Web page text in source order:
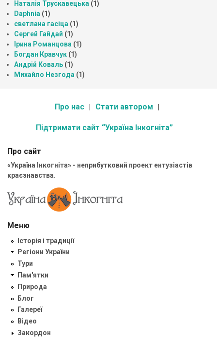
Наталія Трускавецька (1)
Daphnia (1)
светлана гасіца (1)
Сергей Гайдай (1)
Ірина Романцова (1)
Богдан Кравчук (1)
Андрій Коваль (1)
Михайло Незгода (1)
Про нас Стати автором
Підтримати сайт “Україна Інкогніта”
Про сайт
«Україна Інкогніта» - неприбутковий проект ентузіастів
краєзнавства.
Меню
Історія і традиції
Регіони України
Тури
Пам'ятки
Природа
Блог
Галереї
Відео
Закордон